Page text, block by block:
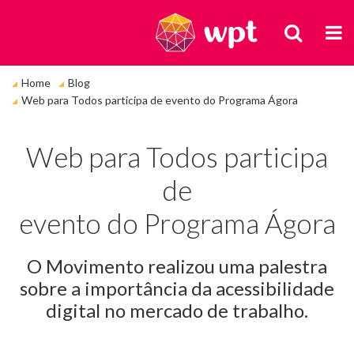
BUSCA
está
em:
Home
Blog
Web para Todos participa de evento do Programa Ágora
Web para Todos participa
de
evento do Programa Ágora
O Movimento realizou uma palestra
sobre a importância da acessibilidade
digital no mercado de trabalho.